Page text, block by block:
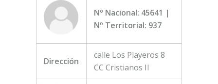
Nº Nacional: 45641 |
Nº Territorial: 937
Dirección
calle Los Playeros 8
CC Cristianos II